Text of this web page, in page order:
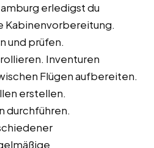
erledigst du
Kabinenvorbereitung.
und prüfen.
Inventuren
Flügen aufbereiten.
erstellen.
durchführen.